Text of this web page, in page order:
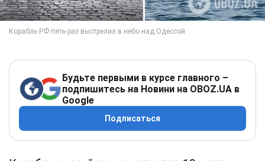
Будьте первыми в курсе главного –
подпишитесь на Новини на OBOZ.UA в
Google
Подписаться